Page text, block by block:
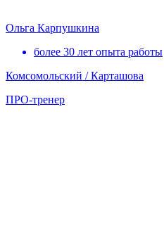
Ольга Карпушкина
более 30 лет опыта работы
Комсомольский / Карташова
ПРО-тренер